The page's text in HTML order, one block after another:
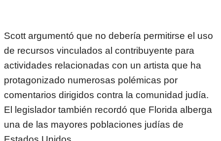
Scott argumentó que no debería permitirse el uso
de recursos vinculados al contribuyente para
actividades relacionadas con un artista que ha
protagonizado numerosas polémicas por
comentarios dirigidos contra la comunidad judía.
El legislador también recordó que Florida alberga
una de las mayores poblaciones judías de